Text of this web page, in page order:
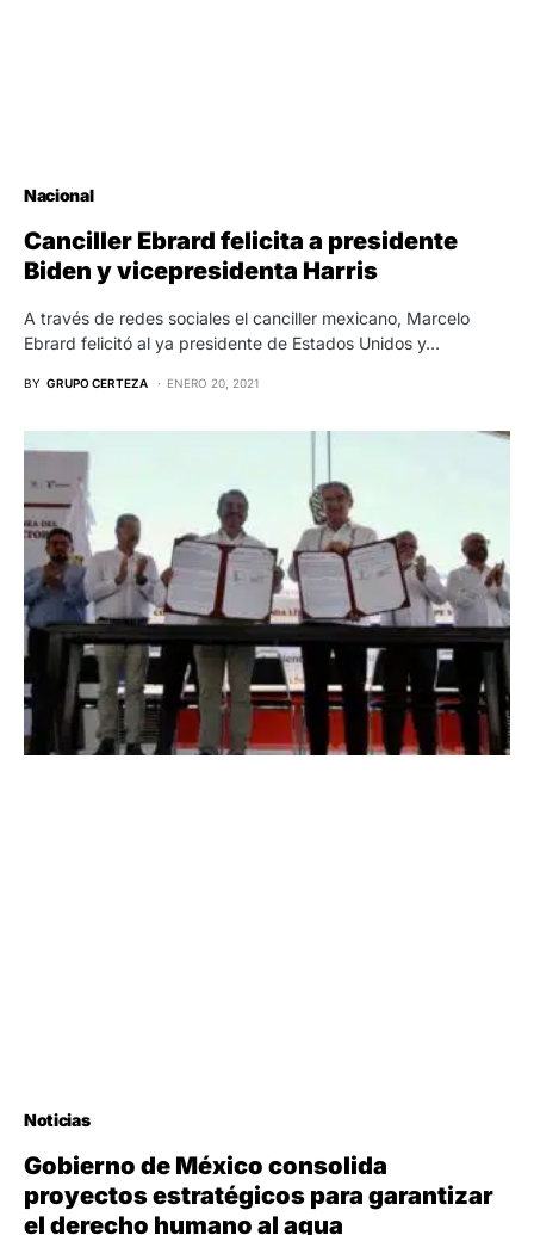
Nacional
Canciller Ebrard felicita a presidente
Biden y vicepresidenta Harris
A través de redes sociales el canciller mexicano, Marcelo
Ebrard felicitó al ya presidente de Estados Unidos y…
BY GRUPO CERTEZA ENERO 20, 2021
Noticias
Gobierno de México consolida
proyectos estratégicos para garantizar
el derecho humano al agua